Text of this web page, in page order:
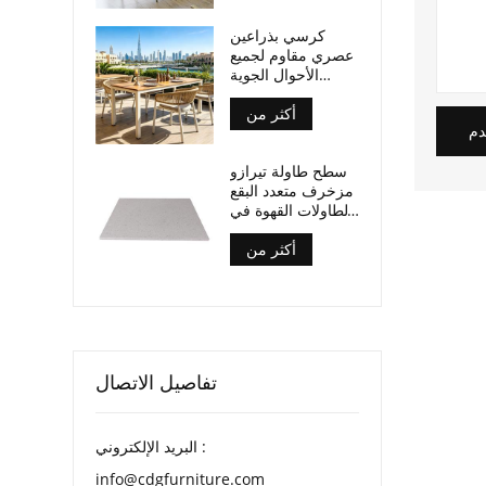
كرسي بذراعين
عصري مقاوم لجميع
الأحوال الجوية
مصنوع من حبال
منسوجة، مناسب
لأماكن تناول الطعام
أكثر من
سطح طاولة تيرازو
مزخرف متعدد البقع
لطاولات القهوة في
الفناء
أكثر من
تفاصيل الاتصال
البريد الإلكتروني :
info@cdgfurniture.com